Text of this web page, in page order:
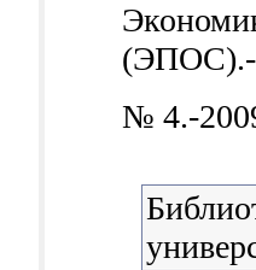
(ЭПОС).-
№ 4.-